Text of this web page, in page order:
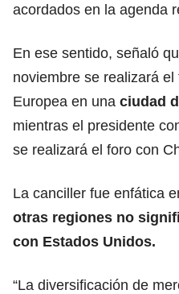
acordados en la agenda
En ese sentido, señaló
noviembre se realizará
Europea en una ciudad
mientras el presidente
se realizará el foro con
La canciller fue enfática
otras regiones no
con Estados Unidos.
“La diversificación de